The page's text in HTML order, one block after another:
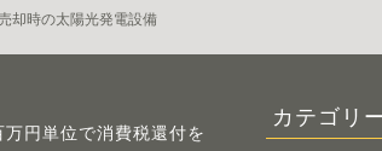
却時の太陽光発電設備
円単位で消費税還付を
カテゴリ